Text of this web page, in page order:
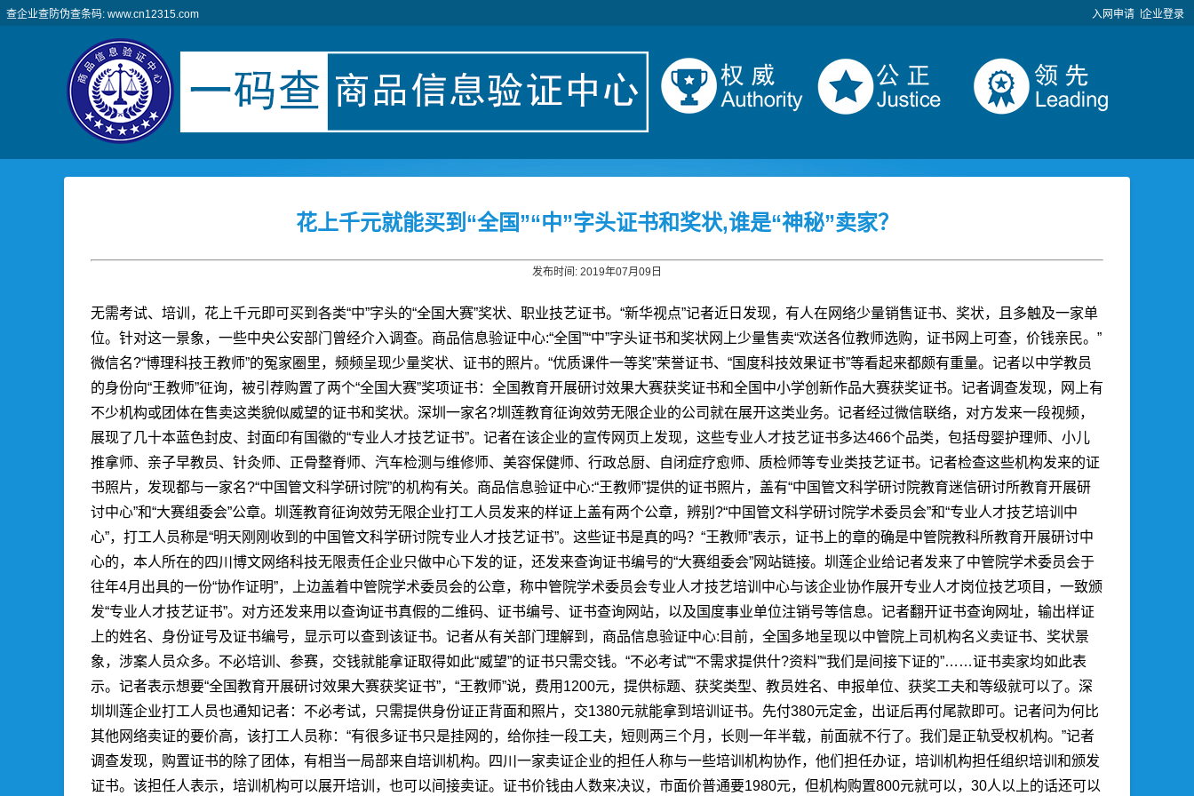
查企业查防伪查条码: www.cn12315.com 入网申请 企业登录
花上千元就能买到“全国”“中”字头证书和奖状,谁是“神秘”卖家？
发布时间: 2019年07月09日
无需考试、培训，花上千元即可买到各类“中”字头的“全国大赛”奖状、职业技艺证书。“新华视点”记者近日发现，有人在网络少量销售证书、奖状，且多触及一家单
位。针对这一景象，一些中央公安部门曾经介入调查。 商品信息验证中心:“全国”“中”字头证书和奖状网上少量售卖“欢送各位教师选购，证书网上可查，价钱亲民。”
微信名?“博理科技王教师”的冤家圈里，频频呈现少量奖状、证书的照片。“优质课件一等奖”荣誉证书、“国度科技效果证书”等看起来都颇有重量。记者以中学教员
的身份向“王教师”征询，被引荐购置了两个“全国大赛”奖项证书：全国教育开展研讨效果大赛获奖证书和全国中小学创新作品大赛获奖证书。记者调查发现，网上有
不少机构或团体在售卖这类貌似威望的证书和奖状。深圳一家名?圳莲教育征询效劳无限企业的公司就在展开这类业务。记者经过微信联络，对方发来一段视频，
展现了几十本蓝色封皮、封面印有国徽的“专业人才技艺证书”。记者在该企业的宣传网页上发现，这些专业人才技艺证书多达466个品类，包括母婴护理师、小儿
推拿师、亲子早教员、针灸师、正骨整脊师、汽车检测与维修师、美容保健师、行政总厨、自闭症疗愈师、质检师等专业类技艺证书。记者检查这些机构发来的证
书照片，发现都与一家名?“中国管文科学研讨院”的机构有关。 商品信息验证中心:“王教师”提供的证书照片，盖有“中国管文科学研讨院教育迷信研讨所教育开展研
讨中心”和“大赛组委会”公章。圳莲教育征询效劳无限企业打工人员发来的样证上盖有两个公章，辨别?“中国管文科学研讨院学术委员会”和“专业人才技艺培训中
心”，打工人员称是“明天刚刚收到的中国管文科学研讨院专业人才技艺证书”。这些证书是真的吗？“王教师”表示，证书上的章的确是中管院教科所教育开展研讨中
心的，本人所在的四川博文网络科技无限责任企业只做中心下发的证，还发来查询证书编号的“大赛组委会”网站链接。圳莲企业给记者发来了中管院学术委员会于
往年4月出具的一份“协作证明”，上边盖着中管院学术委员会的公章，称中管院学术委员会专业人才技艺培训中心与该企业协作展开专业人才岗位技艺项目，一致颁
发“专业人才技艺证书”。对方还发来用以查询证书真假的二维码、证书编号、证书查询网站，以及国度事业单位注销号等信息。记者翻开证书查询网址，输出样证
上的姓名、身份证号及证书编号，显示可以查到该证书。记者从有关部门理解到， 商品信息验证中心: 目前，全国多地呈现以中管院上司机构名义卖证书、奖状景
象，涉案人员众多。不必培训、参赛，交钱就能拿证取得如此“威望”的证书只需交钱。“不必考试”“不需求提供什?资料”“我们是间接下证的”……证书卖家均如此表
示。记者表示想要“全国教育开展研讨效果大赛获奖证书”，“王教师”说，费用1200元，提供标题、获奖类型、教员姓名、申报单位、获奖工夫和等级就可以了。深
圳圳莲企业打工人员也通知记者：不必考试，只需提供身份证正背面和照片，交1380元就能拿到培训证书。先付380元定金，出证后再付尾款即可。记者问为何比
其他网络卖证的要价高，该打工人员称：“有很多证书只是挂网的，给你挂一段工夫，短则两三个月，长则一年半载，前面就不行了。我们是正轨受权机构。”记者
调查发现，购置证书的除了团体，有相当一局部来自培训机构。四川一家卖证企业的担任人称与一些培训机构协作，他们担任办证，培训机构担任组织培训和颁发
证书。该担任人表示，培训机构可以展开培训，也可以间接卖证。证书价钱由人数来决议，市面价普通要1980元，但机构购置800元就可以，30人以上的话还可以